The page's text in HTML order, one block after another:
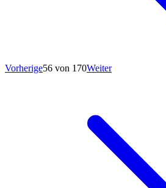
Vorherige56 von 170Weiter